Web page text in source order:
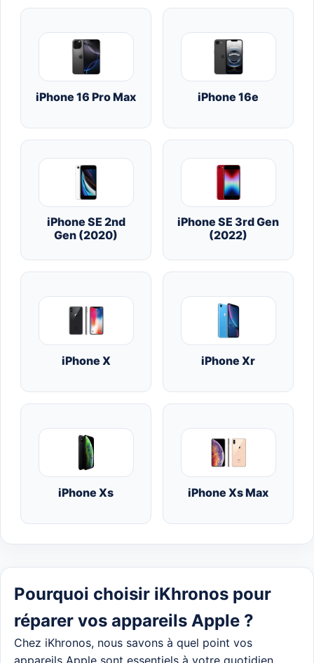
iPhone 16 Pro Max iPhone 16e
iPhone SE 2nd
Gen (2020)
iPhone SE 3rd Gen
(2022)
iPhone X iPhone Xr
iPhone Xs iPhone Xs Max
Pourquoi choisir iKhronos pour
réparer vos appareils Apple ?
Chez iKhronos, nous savons à quel point vos